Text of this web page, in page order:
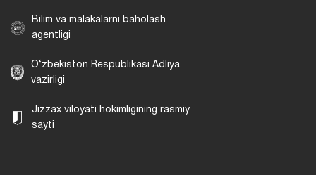
Bilim va malakalarni baholash
agentligi
O‘zbekiston Respublikasi Adliya
vazirligi
Jizzax viloyati hokimligining rasmiy
sayti